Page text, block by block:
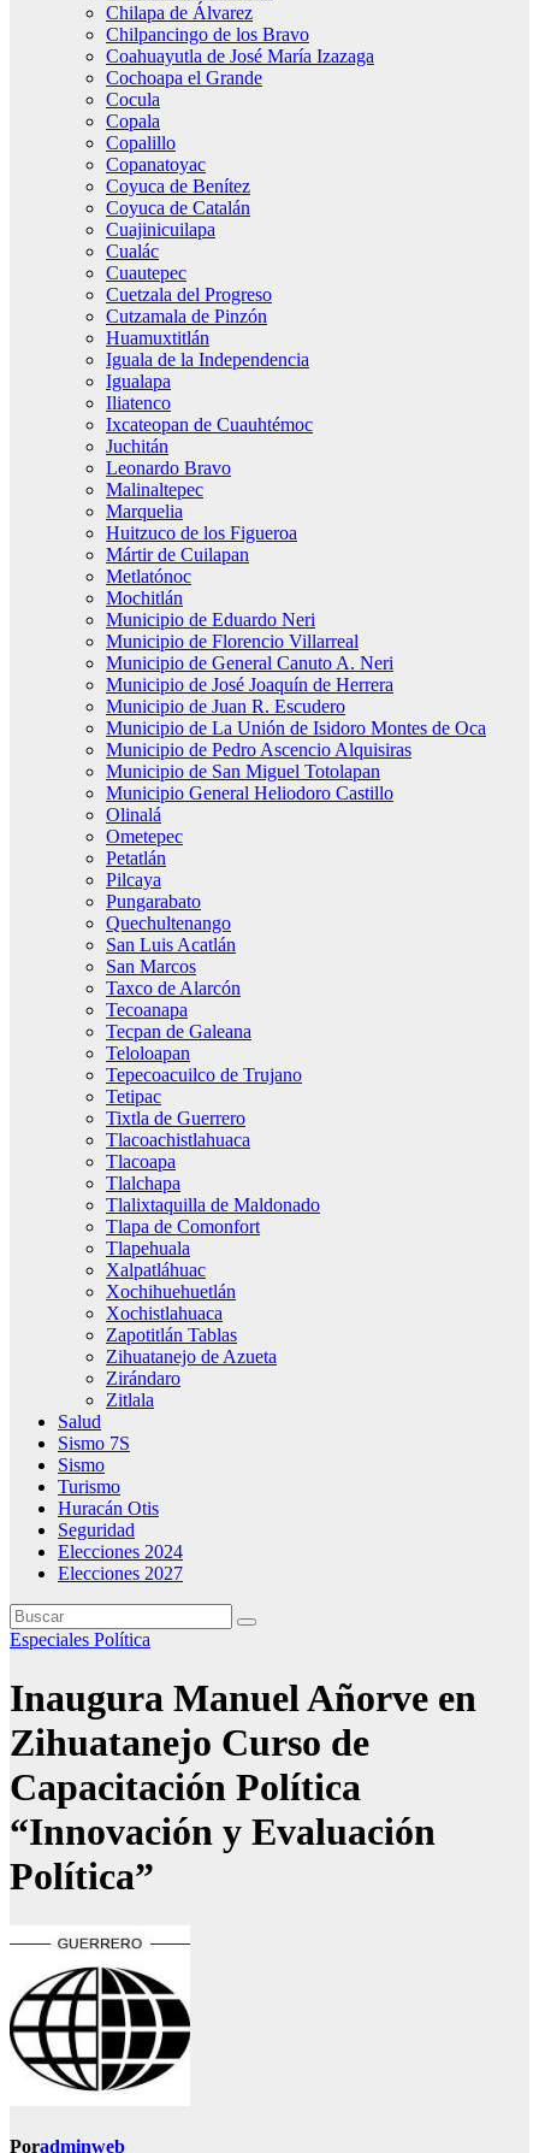
Chilapa de Álvarez
Chilpancingo de los Bravo
Coahuayutla de José María Izazaga
Cochoapa el Grande
Cocula
Copala
Copalillo
Copanatoyac
Coyuca de Benítez
Coyuca de Catalán
Cuajinicuilapa
Cualác
Cuautepec
Cuetzala del Progreso
Cutzamala de Pinzón
Huamuxtitlán
Iguala de la Independencia
Igualapa
Iliatenco
Ixcateopan de Cuauhtémoc
Juchitán
Leonardo Bravo
Malinaltepec
Marquelia
Huitzuco de los Figueroa
Mártir de Cuilapan
Metlatónoc
Mochitlán
Municipio de Eduardo Neri
Municipio de Florencio Villarreal
Municipio de General Canuto A. Neri
Municipio de José Joaquín de Herrera
Municipio de Juan R. Escudero
Municipio de La Unión de Isidoro Montes de Oca
Municipio de Pedro Ascencio Alquisiras
Municipio de San Miguel Totolapan
Municipio General Heliodoro Castillo
Olinalá
Ometepec
Petatlán
Pilcaya
Pungarabato
Quechultenango
San Luis Acatlán
San Marcos
Taxco de Alarcón
Tecoanapa
Tecpan de Galeana
Teloloapan
Tepecoacuilco de Trujano
Tetipac
Tixtla de Guerrero
Tlacoachistlahuaca
Tlacoapa
Tlalchapa
Tlalixtaquilla de Maldonado
Tlapa de Comonfort
Tlapehuala
Xalpatláhuac
Xochihuehuetlán
Xochistlahuaca
Zapotitlán Tablas
Zihuatanejo de Azueta
Zirándaro
Zitlala
Salud
Sismo 7S
Sismo
Turismo
Huracán Otis
Seguridad
Elecciones 2024
Elecciones 2027
Especiales Política
Inaugura Manuel Añorve en
Zihuatanejo Curso de
Capacitación Política
“Innovación y Evaluación
Política”
Poradminweb